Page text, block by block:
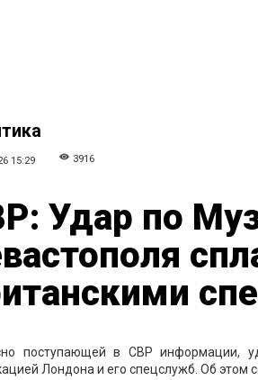
15:29 3916
Удар по
поступающей в СВР информации,
Лондона и его спецслужб. Об